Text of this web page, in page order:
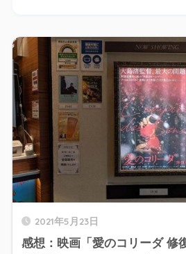
2021年5月23日
感想：映画「愛のコリーダ 修